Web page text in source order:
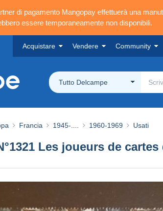
di pagamento Mangopay effettuerà una
essere temporaneamente non disponibili.
Acquistare Vendere Community
Tutto Delcampe
Francia 1945-.... 1960-1969 Usati
Les joueurs de